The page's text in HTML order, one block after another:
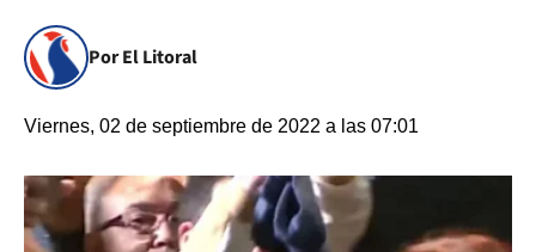
Por El Litoral
Viernes, 02 de septiembre de 2022 a las 07:01